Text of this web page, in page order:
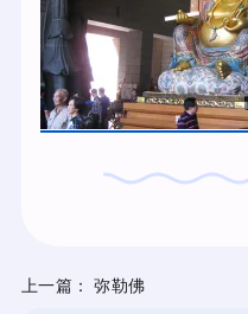
上一篇： 弥勒佛